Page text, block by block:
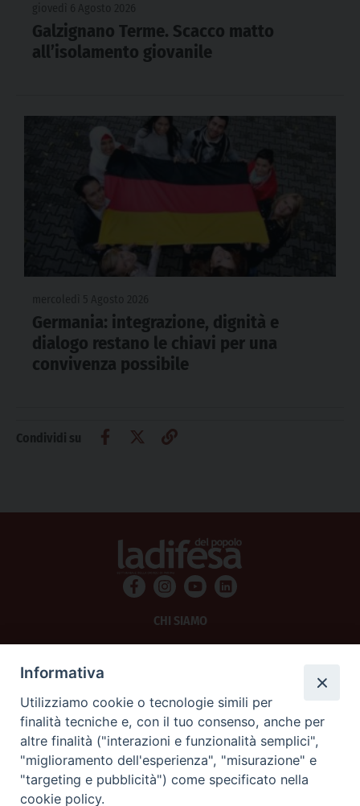
Galzignano Terme. Scacco matto
all’isolamento giovanile
Germania: integrazione, dignità e
dialogo restano le chiavi per una
convivenza possibile
Condividi su
CHI SIAMO
SCRIVICI
La Difesa srl - P.iva 05125420280
La Difesa del Popolo percepisce i contributi pubblici all'editoria.
La Difesa del Popolo, tramite la Fisc (Federazione Italiana Settimanali Cattolici)
Informativa
Utilizziamo cookie o tecnologie simili per
finalità tecniche e, con il tuo consenso, anche per
altre finalità ("interazioni e funzionalità semplici",
"miglioramento dell'esperienza", "misurazione" e
"targeting e pubblicità") come specificato nella
cookie policy.